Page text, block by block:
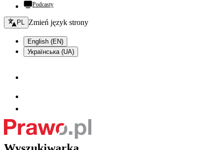
Podcasty
Zmień język - bieżący:
PL Zmień język strony
English (EN)
Українська (UA)